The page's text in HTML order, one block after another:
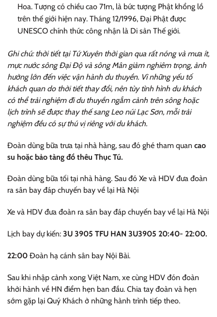
Hoa. Tượng có chiều cao 71m, là bức tượng Phật khổng lồ
trên thế giới hiện nay. Tháng 12/1996, Đại Phật được
UNESCO chính thức công nhận là Di sản Thế giới.
Ghi chú: thời tiết tại Tứ Xuyên thời gian qua rất nóng và mưa ít,
mực nước sông Đại Độ và sông Mân giảm nghiêm trọng, ảnh
hưởng lớn đến việc vận hành du thuyền. Vì những yếu tố
khách quan do thời tiết thay đổi, nên tùy tình hình du khách
có thể trải nghiệm đi du thuyền ngắm cảnh trên sông hoặc
lịch trình sẽ được thay thế sang Leo núi Lạc Sơn, mỗi trải
nghiệm đều có sự thú vị riêng với du khách.
Đoàn dùng bữa trưa tại nhà hàng, sau đó ghé tham quan cao
su hoặc bảo tàng đồ thêu Thục Tú.
Đoàn dùng bữa tối tại nhà hàng. Sau đó Xe và HDV đưa đoàn
ra sân bay đáp chuyến bay về lại Hà Nội
Xe và HDV đưa đoàn ra sân bay đáp chuyến bay về lại Hà Nội
Lịch bay dự kiến: 3U 3905 TFU HAN 3U3905 20:40- 22:00.
22:00 Đoàn hạ cánh sân bay Nội Bài.
Sau khi nhập cảnh xong Việt Nam, xe cùng HDV đón đoàn
khởi hành về HN điểm hẹn ban đầu. Chia tay đoàn và hẹn
sớm gặp lại Quý Khách ở những hành trình tiếp theo.